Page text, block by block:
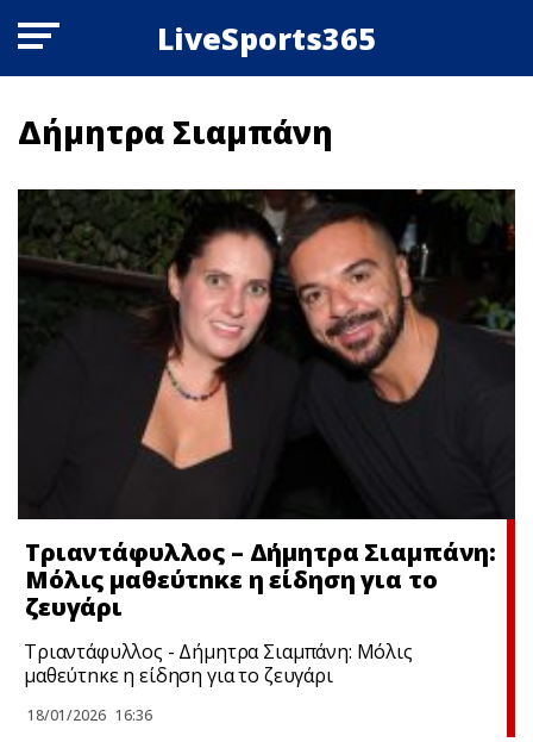
LiveSports365
Δήμητρα Σιαμπάνη
Τριαντάφυλλος – Δήμητρα Σιαμπάνη:
Μόλις μαθεύτnκε η είδηση για το
ζευγάρι
Τριαντάφυλλος - Δήμητρα Σιαμπάνη: Μόλις
μαθεύτnκε η είδηση για το ζευγάρι
18/01/2026 16:36